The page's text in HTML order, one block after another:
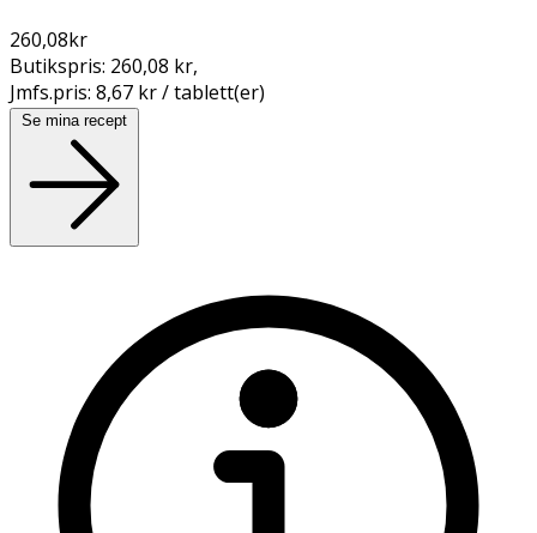
260,08kr
Butikspris: 260,08 kr,
Jmfs.pris: 8,67 kr / tablett(er)
Se mina recept